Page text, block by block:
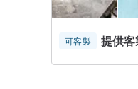
可客製 提供